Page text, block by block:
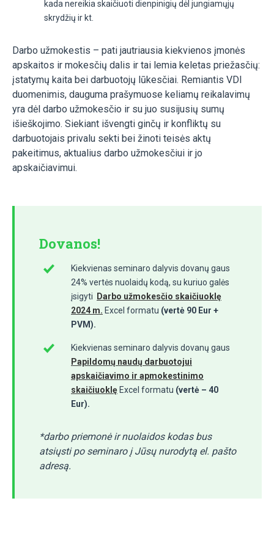
kada nereikia skaičiuoti dienpinigių dėl jungiamųjų
skrydžių ir kt.
Darbo užmokestis – pati jautriausia kiekvienos įmonės
apskaitos ir mokesčių dalis ir tai lemia keletas priežasčių:
įstatymų kaita bei darbuotojų lūkesčiai. Remiantis VDI
duomenimis, dauguma prašymuose keliamų reikalavimų
yra dėl darbo užmokesčio ir su juo susijusių sumų
išieškojimo. Siekiant išvengti ginčų ir konfliktų su
darbuotojais privalu sekti bei žinoti teisės aktų
pakeitimus, aktualius darbo užmokesčiui ir jo
apskaičiavimui.
Dovanos!
Kiekvienas seminaro dalyvis dovanų gaus
24% vertės nuolaidų kodą, su kuriuo galės
įsigyti
Darbo užmokesčio skaičiuoklę
2024 m. Excel formatu (vertė 90 Eur +
PVM).
Kiekvienas seminaro dalyvis dovanų gaus
Papildomų naudų darbuotojui
apskaičiavimo ir apmokestinimo
skaičiuoklę Excel formatu (vertė – 40
Eur).
*darbo priemonė ir nuolaidos kodas bus
atsiųsti po seminaro į Jūsų nurodytą el. pašto
adresą.